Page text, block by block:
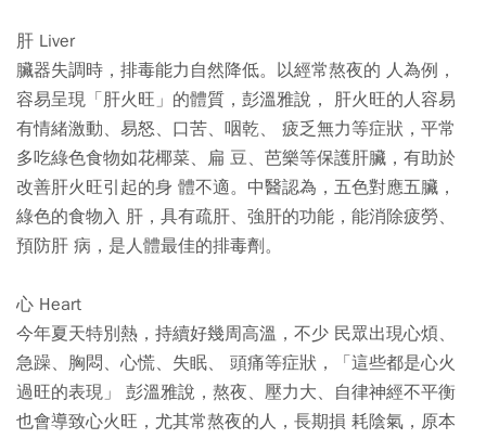
肝 Liver
臟器失調時，排毒能力自然降低。以經常熬夜的 人為例，
容易呈現「肝火旺」的體質，彭溫雅說， 肝火旺的人容易
有情緒激動、易怒、口苦、咽乾、 疲乏無力等症狀，平常
多吃綠色食物如花椰菜、扁 豆、芭樂等保護肝臟，有助於
改善肝火旺引起的身 體不適。中醫認為，五色對應五臟，
綠色的食物入 肝，具有疏肝、強肝的功能，能消除疲勞、
預防肝 病，是人體最佳的排毒劑。
心 Heart
今年夏天特別熱，持續好幾周高溫，不少 民眾出現心煩、
急躁、胸悶、心慌、失眠、 頭痛等症狀，「這些都是心火
過旺的表現」 彭溫雅說，熬夜、壓力大、自律神經不平衡
也會導致心火旺，尤其常熬夜的人，長期損 耗陰氣，原本